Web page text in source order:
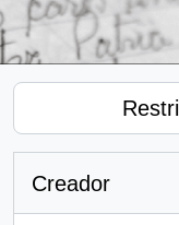
Creador